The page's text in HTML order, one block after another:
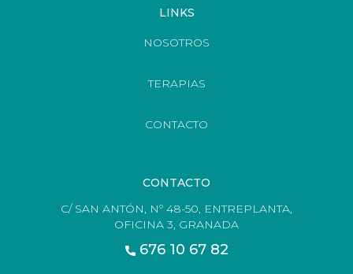
LINKS
NOSOTROS
TERAPIAS
CONTACTO
CONTACTO
C/ SAN ANTÓN, Nº 48-50, ENTREPLANTA,
OFICINA 3, GRANADA
676 10 67 82